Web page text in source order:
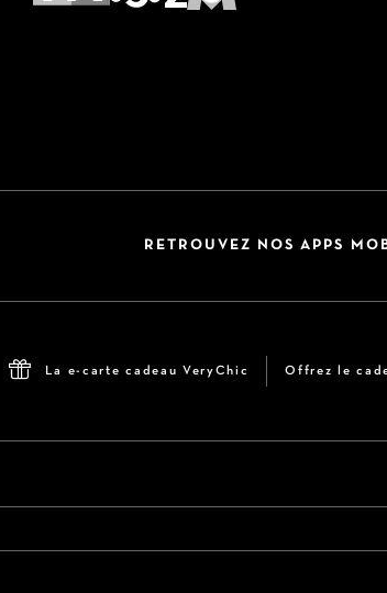
RETROUVEZ NOS APPS
La e-carte cadeau VeryChic Offrez le